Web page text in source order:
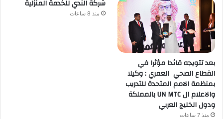
بعد تتويجه قائدا مؤثرا في
القطاع الصحي العمري : وكيلا
بمنظمة الامم المتحدة للتدريب
والاعلام ال UN MTC بالمملكة
ودول الخليج العربي
منذ 7 ساعات
شركة الندي للخدمة المنزلية
منذ 8 ساعات